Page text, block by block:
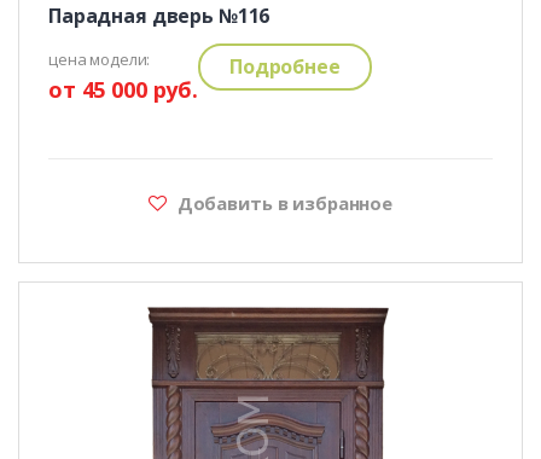
Парадная дверь №116
цена модели:
от 45 000 руб.
Подробнее
Добавить в избранное